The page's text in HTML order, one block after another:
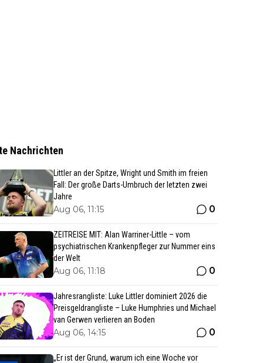
Nachrichten
Littler an der Spitze, Wright und Smith im freien
Fall: Der große Darts-Umbruch der letzten zwei
Jahre
Aug 06, 11:15 0
ZEITREISE MIT: Alan Warriner-Little – vom
psychiatrischen Krankenpfleger zur Nummer eins
der Welt
Aug 06, 11:18 0
Jahresrangliste: Luke Littler dominiert 2026 die
Preisgeldrangliste – Luke Humphries und Michael
van Gerwen verlieren an Boden
Aug 06, 14:15 0
„Er ist der Grund, warum ich eine Woche vor